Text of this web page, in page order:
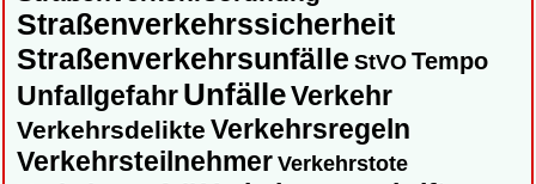
Straßenverkehrssicherheit
Straßenverkehrsunfälle StVOTempo
UnfallgefahrUnfälleVerkehr
Verkehrsdelikte Verkehrsregeln
Verkehrsteilnehmer Verkehrstote